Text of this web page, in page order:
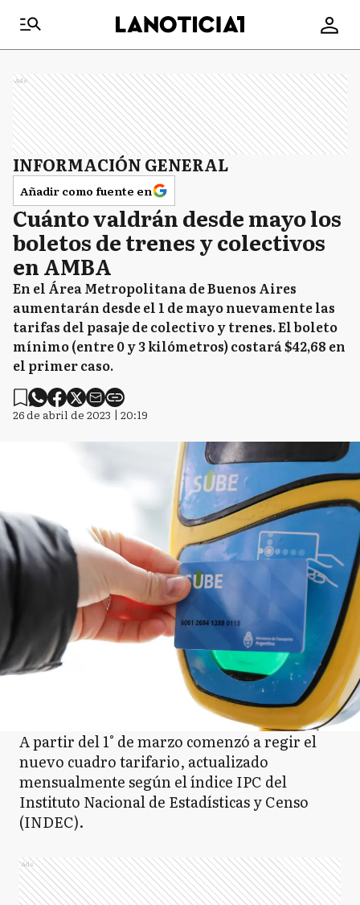
Ads
INFORMACIÓN GENERAL
Añadir como fuente en
Cuánto valdrán desde mayo los
boletos de trenes y colectivos
en AMBA
En el Área Metropolitana de Buenos Aires
aumentarán desde el 1 de mayo nuevamente las
tarifas del pasaje de colectivo y trenes. El boleto
mínimo (entre 0 y 3 kilómetros) costará $42,68 en
el primer caso.
26 de abril de 2023 | 20:19
A partir del 1° de marzo comenzó a regir el
nuevo cuadro tarifario, actualizado
mensualmente según el índice IPC del
Instituto Nacional de Estadísticas y Censo
(INDEC).
Ads